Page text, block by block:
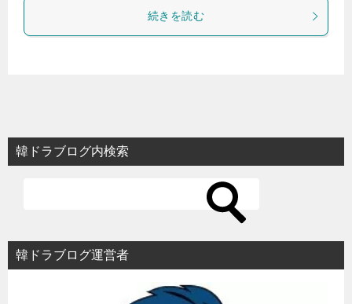
続きを読む
韓ドラブログ内検索
韓ドラブログ運営者